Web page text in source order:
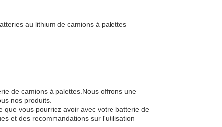
au lithium de camions à palettes
de camions à palettes.Nous offrons une
nos produits.
que vous pourriez avoir avec votre batterie de
et des recommandations sur l'utilisation